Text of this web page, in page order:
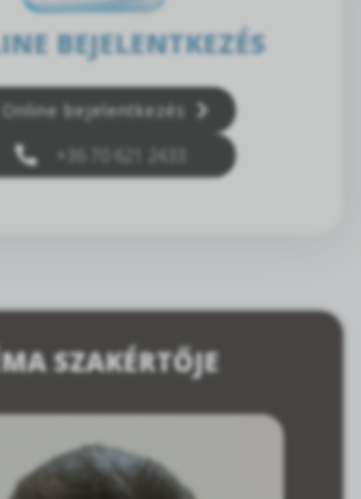
BEJELENTKEZÉS
Online bejelentkezés
+36 70 621 2433
SZAKÉRTŐJE